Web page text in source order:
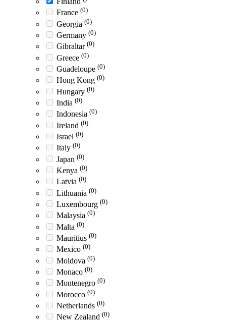
France (0)
Georgia (0)
Germany (0)
Gibraltar (0)
Greece (0)
Guadeloupe (0)
Hong Kong (0)
Hungary (0)
India (0)
Indonesia (0)
Ireland (0)
Israel (0)
Italy (0)
Japan (0)
Kenya (0)
Latvia (0)
Lithuania (0)
Luxembourg (0)
Malaysia (0)
Malta (0)
Mauritius (0)
Mexico (0)
Moldova (0)
Monaco (0)
Montenegro (0)
Morocco (0)
Netherlands (0)
New Zealand (0)